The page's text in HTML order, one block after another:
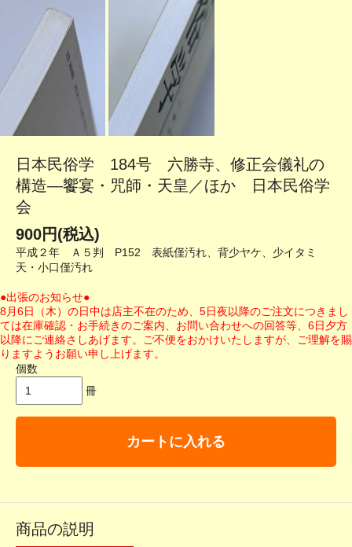
日本民俗学 184号 六勝寺、修正会儀礼の
構造―饗宴・咒師・天皇／ほか 日本民俗学
会
900円(税込)
平成２年 Ａ５判 P152 表紙僅汚れ、背少ヤケ、少イタミ
天・小口僅汚れ
●出張のお知らせ●
8月6日（木）の日中は店主不在のため、5日夜以降のご注文につきまし
ては在庫確認・お手続きのご案内、お問い合わせへの回答等、6日夕方
以降にご連絡さしあげます。ご不便をおかけいたしますが、ご理解を賜
りますようお願い申し上げます。
個数
冊
カートに入れる
商品の説明